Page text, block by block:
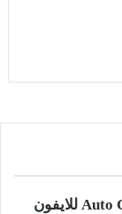
تحميل لعبة Auto Chess Origin للايفون